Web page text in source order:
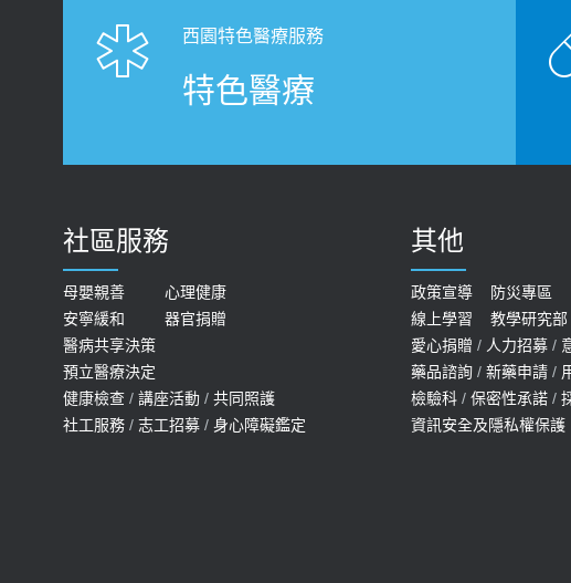
西園特色醫療服務
特色醫療
社區服務
母嬰親善
心理健康
安寧緩和
器官捐贈
醫病共享決策
預立醫療決定
健康檢查 / 講座活動 / 共同照護
社工服務 / 志工招募 / 身心障礙鑑定
其他
政策宣導
防災專區
線上學習
教學研究部
愛心捐贈 / 人力招募 /
藥品諮詢 / 新藥申請 /
檢驗科 / 保密性承諾 /
資訊安全及隱私權保護